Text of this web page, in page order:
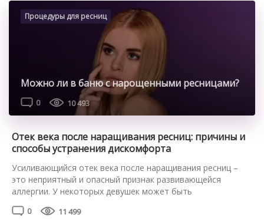
подробнее разобраться с нюансами такой техники, ее
плюсами и минусами. Преимущества процедуры
Коллагенирование ресниц сейчас делают во многих
салонах красоты или косметологических […]
Процедуры для ресниц
Можно ли в баню с нарощенными ресницами?
0 10 493
Отек века после наращивания ресниц: причины и
способы устранения дискомфорта
Усиливающийся отек века после наращивания ресниц –
это неприятный и опасный признак развивающейся
аллергии. У некоторых девушек может быть
чувствительность к компонентам клея, используемого во
0 11 499